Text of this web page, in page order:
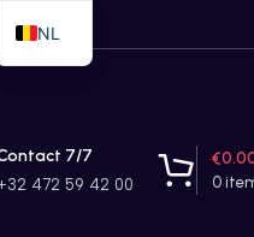
7/7
472 59 42 00 0
€
NL
EN